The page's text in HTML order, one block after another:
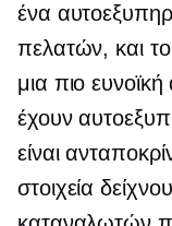
ένα
πελατών, και
μια πιο
έχουν
είναι
στοιχεία